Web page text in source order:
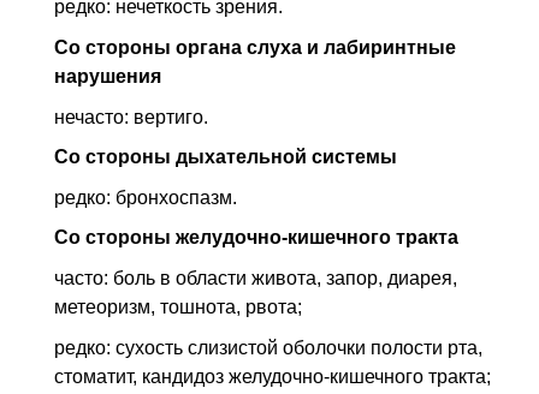
редко: нечеткость зрения.
Со стороны органа слуха и лабиринтные
нарушения
нечасто: вертиго.
Со стороны дыхательной системы
редко: бронхоспазм.
Со стороны желудочно-кишечного тракта
часто: боль в области живота, запор, диарея,
метеоризм, тошнота, рвота;
редко: сухость слизистой оболочки полости рта,
стоматит, кандидоз желудочно-кишечного тракта;